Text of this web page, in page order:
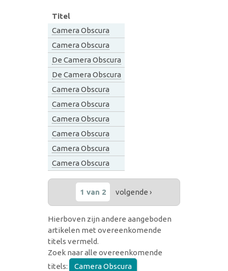
Titel
Camera Obscura
Camera Obscura
De Camera Obscura
De Camera Obscura
Camera Obscura
Camera Obscura
Camera Obscura
Camera Obscura
Camera Obscura
Camera Obscura
1 van 2 volgende ›
Hierboven zijn andere aangeboden
artikelen met overeenkomende
titels vermeld.
Zoek naar alle overeenkomende
titels:
Camera Obscura